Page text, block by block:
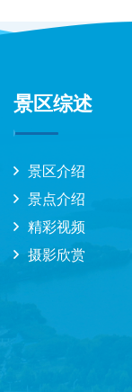
景区综述
景区介绍
景点介绍
精彩视频
摄影欣赏